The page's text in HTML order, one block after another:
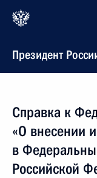
Президент
Справка к
«О внесении
в
Российской